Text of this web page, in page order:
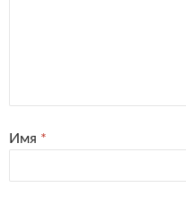
Имя *